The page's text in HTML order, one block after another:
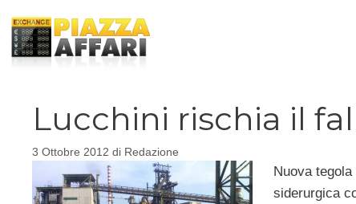
contenuto
Lucchini rischia il
3 Ottobre 2012 di Redazione
Nuova
siderurgica